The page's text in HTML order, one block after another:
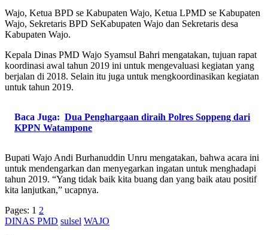
Wajo, Ketua BPD se Kabupaten Wajo, Ketua LPMD se Kabupaten
Wajo, Sekretaris BPD SeKabupaten Wajo dan Sekretaris desa
Kabupaten Wajo.
Kepala Dinas PMD Wajo Syamsul Bahri mengatakan, tujuan rapat
koordinasi awal tahun 2019 ini untuk mengevaluasi kegiatan yang
berjalan di 2018. Selain itu juga untuk mengkoordinasikan kegiatan
untuk tahun 2019.
Baca Juga: Dua Penghargaan diraih Polres Soppeng dari
KPPN Watampone
Bupati Wajo Andi Burhanuddin Unru mengatakan, bahwa acara ini
untuk mendengarkan dan menyegarkan ingatan untuk menghadapi
tahun 2019. “Yang tidak baik kita buang dan yang baik atau positif
kita lanjutkan,” ucapnya.
Pages: 1 2
DINAS PMD sulsel WAJO